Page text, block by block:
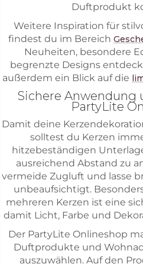
Duftprodukt
Weitere Inspiration für
findest du im Bereich
Neuheiten, besondere
begrenzte Designs
außerdem ein Blick auf die
Sichere Anwendung
PartyLite
Damit deine
solltest du Kerzen
hitzebeständigen
ausreichend Abstand zu
vermeide Zugluft und lasse
unbeaufsichtigt.
mehreren Kerzen ist eine
damit Licht, Farbe und
Der PartyLite Onlineshop
Duftprodukte und
auszuwählen. Auf den